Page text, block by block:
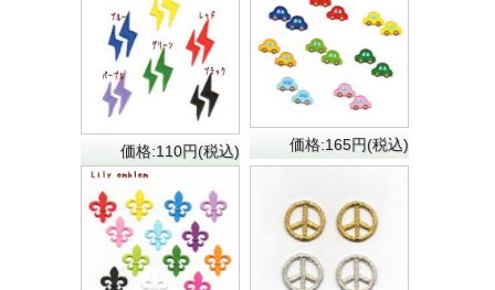
価格:110円(税込) 価格:165円(税込)